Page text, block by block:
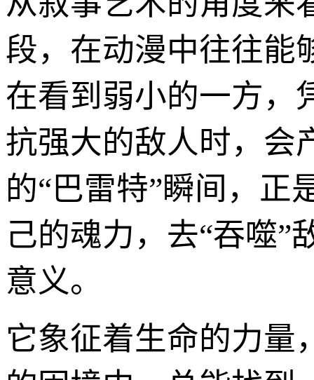
段，在动漫中往往能
在看到弱小的一方，
抗强大的敌人时，会
的“巴雷特”瞬间，正
己的魂力，去“吞噬”
意义。
它象征着生命的力量